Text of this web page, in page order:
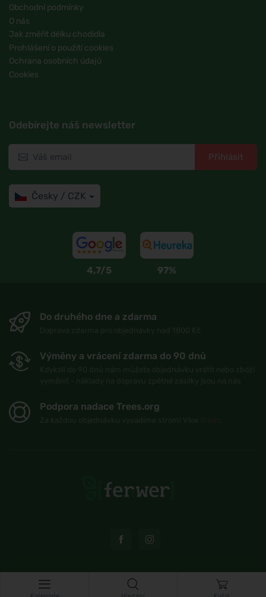
Obchodní podmínky
O nás
Jak změřit délku chodidla
Prohlášení o použití cookies
Ochrana osobních údajů
Cookies
Odebírejte náš newsletter
Přihlásit
Česky / CZK
4,7/5 97%
Do druhého dne a zdarma
Výměny a vrácení zdarma do 90 dnů
Podpora nadace Trees.org
© Topshelf s.r.o. Všechna práva vyhrazena.